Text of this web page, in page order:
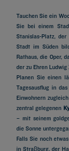
Tauchen Sie ein
Sie bei einem
Stanislas-Platz,
Stadt im Süden
Rathaus, die Oper,
der zu Ehren
Planen Sie einen
Tagesausflug in
Einwohnern
zentral gelegenen
– mit seinem
die Sonne
Falls Sie noch
in Straβburg, der